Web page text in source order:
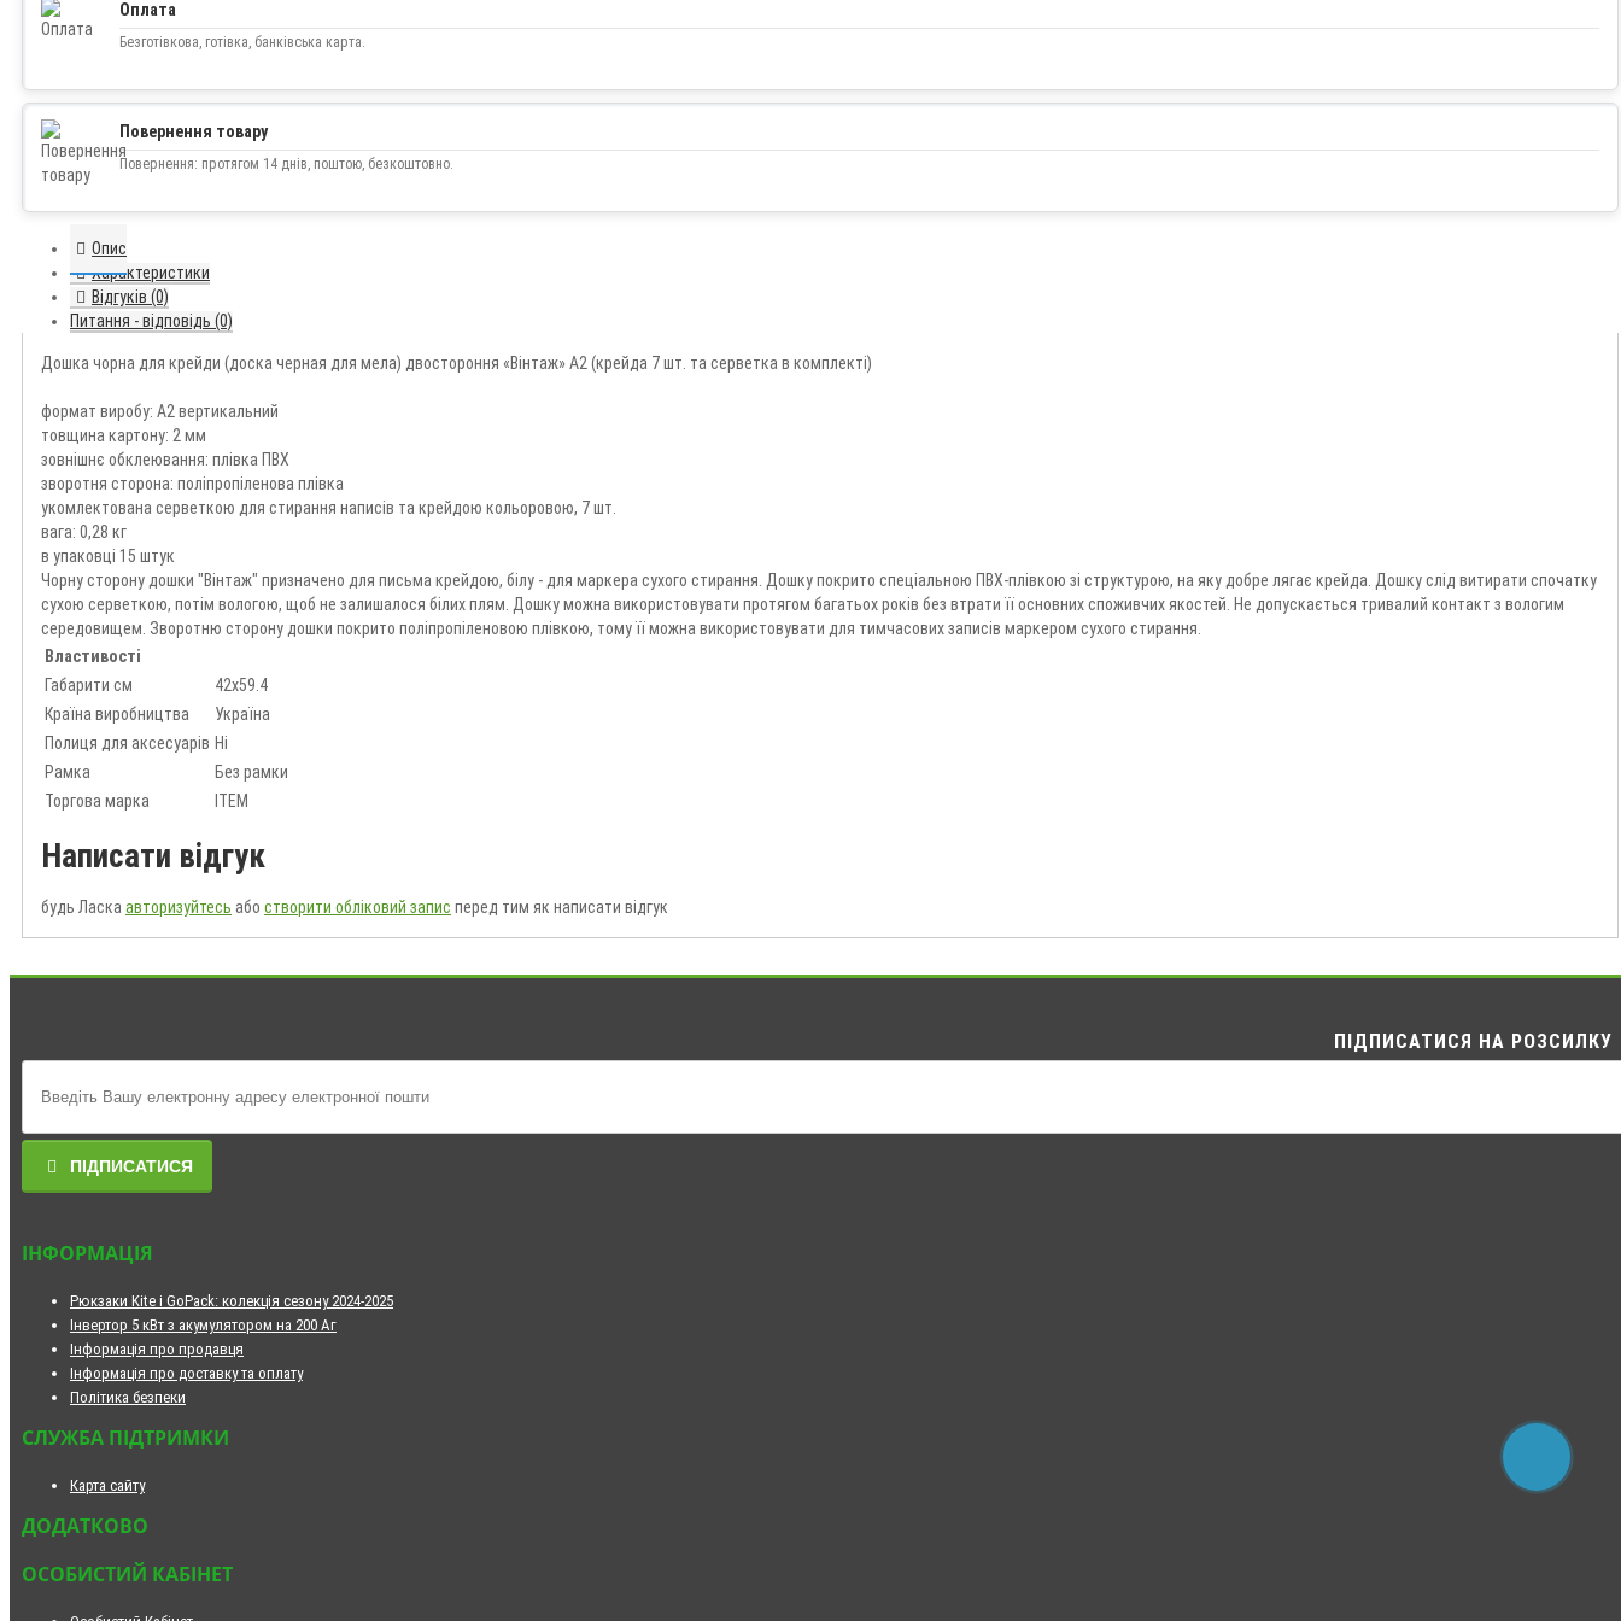
Оплата
Безготівкова, готівка, банківська карта.
Повернення товару
Повернення: протягом 14 днів, поштою, безкоштовно.
Опис
Характеристики
Відгуків (0)
Питання - відповідь (0)
Дошка чорна для крейди (доска черная для мела) двостороння «Вінтаж» А2 (крейда 7 шт. та серветка в комплекті)
формат виробу: А2 вертикальний
товщина картону: 2 мм
зовнішнє обклеювання: плівка ПВХ
зворотня сторона: поліпропіленова плівка
укомлектована серветкою для стирання написів та крейдою кольоровою, 7 шт.
вага: 0,28 кг
в упаковці 15 штук
Чорну сторону дошки "Вінтаж" призначено для письма крейдою, білу - для маркера сухого стирання. Дошку покрито спеціальною ПВХ-плівкою зі структурою, на яку добре лягає крейда. Дошку слід витирати спочатку
сухою серветкою, потім вологою, щоб не залишалося білих плям. Дошку можна використовувати протягом багатьох років без втрати її основних споживчих якостей. Не допускається тривалий контакт з вологим
середовищем. Зворотню сторону дошки покрито поліпропіленовою плівкою, тому її можна використовувати для тимчасових записів маркером сухого стирання.
Властивості
Габарити см
42х59.4
Країна виробництва
Україна
Полиця для аксесуарів Ні
Рамка
Без рамки
Торгова марка
ITEM
Написати відгук
будь Ласка авторизуйтесь або створити обліковий запис перед тим як написати відгук
ПІДПИСАТИСЯ НА РОЗСИЛКУ
ПІДПИСАТИСЯ
ІНФОРМАЦІЯ
Рюкзаки Kite і GoPack: колекція сезону 2024-2025
Інвертор 5 кВт з акумулятором на 200 Аг
Інформація про продавця
Інформація про доставку та оплату
Політика безпеки
СЛУЖБА ПІДТРИМКИ
Карта сайту
ДОДАТКОВО
ОСОБИСТИЙ КАБІНЕТ